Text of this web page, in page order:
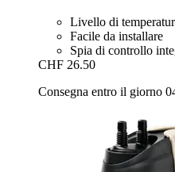
Livello di
Facile da installare
Spia di controllo
CHF 26.50
Consegna entro il giorno